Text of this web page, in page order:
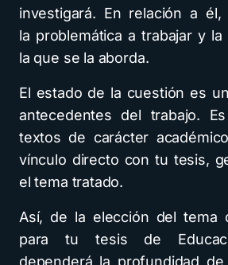
investigará. En relación a él,
la problemática a trabajar y
la que se la aborda.
El estado de la cuestión es
antecedentes del trabajo.
textos de carácter
vínculo directo con tu tesis,
el tema tratado.
Así, de la elección del tema
para tu tesis de
dependerá la profundidad